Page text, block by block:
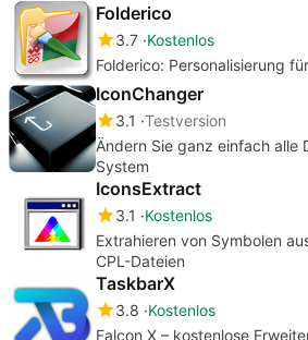
Folderico
3.7 Kostenlos
Folderico: Personalisierung
IconChanger
3.1 Testversion
Ändern Sie ganz einfach alle
System
IconsExtract
3.1
Kostenlos
Extrahieren von Symbolen
CPL-Dateien
TaskbarX
3.8 Kostenlos
Falcon X – kostenlose